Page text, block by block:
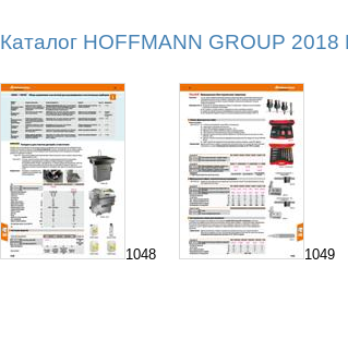
Каталог HOFFMANN GROUP
1048 1049